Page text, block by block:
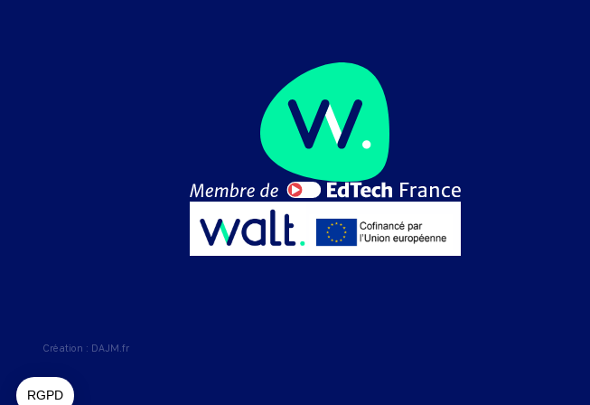
Création : DAJM.fr